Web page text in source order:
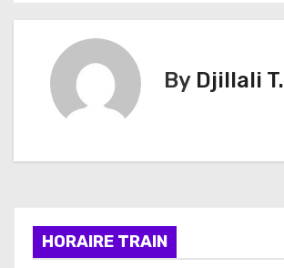
v
t
o
By Djillali T.
HORAIRE TRAIN